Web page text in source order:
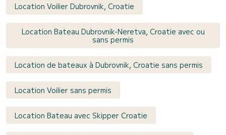
Location Voilier Dubrovnik, Croatie
Location Bateau Dubrovnik-Neretva, Croatie avec ou
sans permis
Location de bateaux à Dubrovnik, Croatie sans permis
Location Voilier sans permis
Location Bateau avec Skipper Croatie